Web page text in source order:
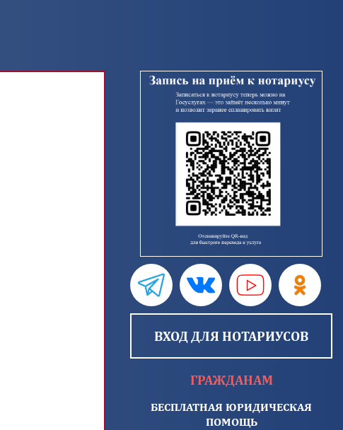
ВХОД ДЛЯ НОТАРИУСОВ
ГРАЖДАНАМ
БЕСПЛАТНАЯ ЮРИДИЧЕСКАЯ
ПОМОЩЬ